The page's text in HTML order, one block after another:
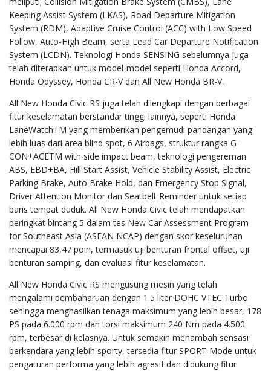
Keeping Assist System (LKAS), Road Departure Mitigation
System (RDM), Adaptive Cruise Control (ACC) with Low Speed
Follow, Auto-High Beam, serta Lead Car Departure Notification
System (LCDN). Teknologi Honda SENSING sebelumnya juga
telah diterapkan untuk model-model seperti Honda Accord,
Honda Odyssey, Honda CR-V dan All New Honda BR-V.
All New Honda Civic RS juga telah dilengkapi dengan berbagai
fitur keselamatan berstandar tinggi lainnya, seperti Honda
LaneWatchTM yang memberikan pengemudi pandangan yang
lebih luas dari area blind spot, 6 Airbags, struktur rangka G-
CON+ACETM with side impact beam, teknologi pengereman
ABS, EBD+BA, Hill Start Assist, Vehicle Stability Assist, Electric
Parking Brake, Auto Brake Hold, dan Emergency Stop Signal,
Driver Attention Monitor dan Seatbelt Reminder untuk setiap
baris tempat duduk. All New Honda Civic telah mendapatkan
peringkat bintang 5 dalam tes New Car Assessment Program
for Southeast Asia (ASEAN NCAP) dengan skor keseluruhan
mencapai 83,47 poin, termasuk uji benturan frontal offset, uji
benturan samping, dan evaluasi fitur keselamatan.
All New Honda Civic RS mengusung mesin yang telah
mengalami pembaharuan dengan 1.5 liter DOHC VTEC Turbo
sehingga menghasilkan tenaga maksimum yang lebih besar, 178
PS pada 6.000 rpm dan torsi maksimum 240 Nm pada 4.500
rpm, terbesar di kelasnya. Untuk semakin menambah sensasi
berkendara yang lebih sporty, tersedia fitur SPORT Mode untuk
pengaturan performa yang lebih agresif dan didukung fitur